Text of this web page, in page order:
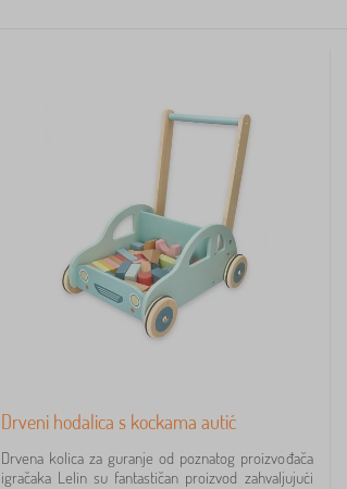
Drveni hodalica s kockama autić
Drvena kolica za guranje od poznatog proizvođača
igračaka Lelin su fantastičan proizvod zahvaljujući